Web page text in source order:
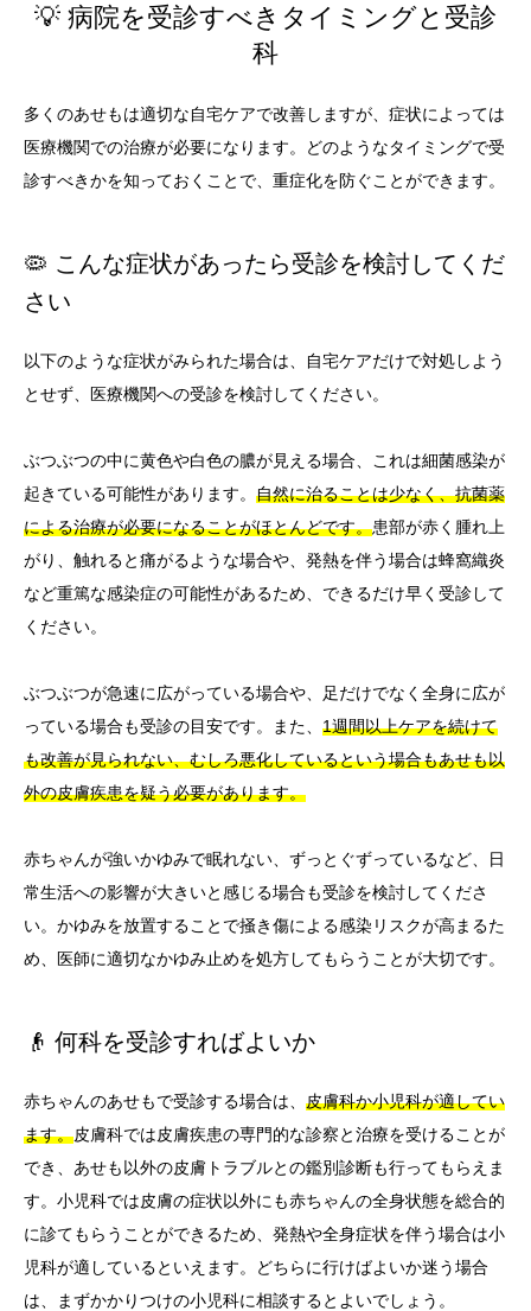
💡 病院を受診すべきタイミングと受診
科
多くのあせもは適切な自宅ケアで改善しますが、症状によっては
医療機関での治療が必要になります。どのようなタイミングで受
診すべきかを知っておくことで、重症化を防ぐことができます。
🦠 こんな症状があったら受診を検討してくだ
さい
以下のような症状がみられた場合は、自宅ケアだけで対処しよう
とせず、医療機関への受診を検討してください。
ぶつぶつの中に黄色や白色の膿が見える場合、これは細菌感染が
起きている可能性があります。 自然に治ることは少なく、抗菌薬
による治療が必要になることがほとんどです。患部が赤く腫れ上
がり、触れると痛がるような場合や、発熱を伴う場合は蜂窩織炎
など重篤な感染症の可能性があるため、できるだけ早く受診して
ください。
ぶつぶつが急速に広がっている場合や、足だけでなく全身に広が
っている場合も受診の目安です。また、 1週間以上ケアを続けて
も改善が見られない、むしろ悪化しているという場合もあせも以
外の皮膚疾患を疑う必要があります。
赤ちゃんが強いかゆみで眠れない、ずっとぐずっているなど、日
常生活への影響が大きいと感じる場合も受診を検討してくださ
い。かゆみを放置することで掻き傷による感染リスクが高まるた
め、医師に適切なかゆみ止めを処方してもらうことが大切です。
👴 何科を受診すればよいか
赤ちゃんのあせもで受診する場合は、 皮膚科か小児科が適してい
ます。皮膚科では皮膚疾患の専門的な診察と治療を受けることが
でき、あせも以外の皮膚トラブルとの鑑別診断も行ってもらえま
す。小児科では皮膚の症状以外にも赤ちゃんの全身状態を総合的
に診てもらうことができるため、発熱や全身症状を伴う場合は小
児科が適しているといえます。どちらに行けばよいか迷う場合
は、まずかかりつけの小児科に相談するとよいでしょう。